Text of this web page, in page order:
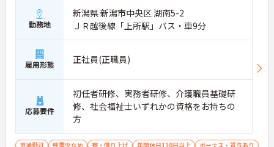
勤務地
新潟県 新潟市中央区 湖南5-2
ＪＲ越後線「上所駅」バス・車9分
雇用形態 正社員(正職員)
応募要件
初任者研修、実務者研修、介護職員基礎研
修、社会福祉士いずれかの資格をお持ちの
方
車通勤可 残業少なめ 寮・借り上げ 年間休日110日以上
ボーナス・賞与あり